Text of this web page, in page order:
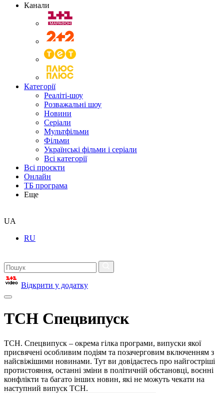
Канали
Категорії
Реаліті-шоу
Розважальні шоу
Новини
Серіали
Мультфільми
Фільми
Українські фільми і серіали
Всі категорії
Всі проєкти
Онлайн
ТБ програма
Еще
UA
RU
Відкрити у додатку
ТСН Спецвипуск
ТСН. Спецвипуск – окрема гілка програми, випуски якої
присвячені особливим подіям та позачерговим включенням з
найсвіжішими новинами. Тут ви довідаєтесь про найгостріші
протистояння, останні зміни в політичній обстановці, воєнні
конфлікти та багато інших новин, які не можуть чекати на
наступний випуск ТСН.